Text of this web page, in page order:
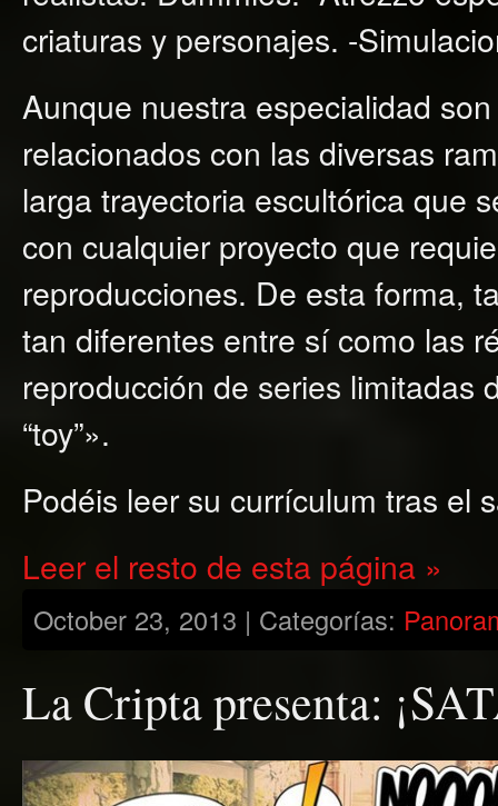
criaturas y personajes. -
Aunque nuestra especialidad
relacionados con las diversas
larga trayectoria escultórica que
con cualquier proyecto que
reproducciones. De esta forma,
tan diferentes entre sí como las
reproducción de series limitadas
“toy”».
Podéis leer su currículum tras el
Leer el resto de esta página »
October 23, 2013 | Categorías:
La Cripta presenta: